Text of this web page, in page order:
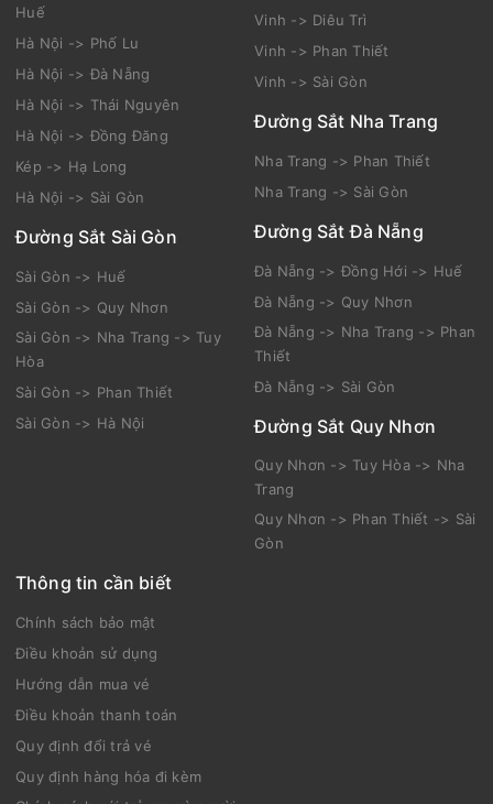
Huế
Hà Nội -> Phố Lu
Hà Nội -> Đà Nẵng
Hà Nội -> Thái Nguyên
Hà Nội -> Đồng Đăng
Kép -> Hạ Long
Hà Nội -> Sài Gòn
Đường Sắt Sài Gòn
Sài Gòn -> Huế
Sài Gòn -> Quy Nhơn
Sài Gòn -> Nha Trang -> Tuy
Hòa
Sài Gòn -> Phan Thiết
Sài Gòn -> Hà Nội
Vinh -> Diêu Trì
Vinh -> Phan Thiết
Vinh -> Sài Gòn
Đường Sắt Nha Trang
Nha Trang -> Phan Thiết
Nha Trang -> Sài Gòn
Đường Sắt Đà Nẵng
Đà Nẵng -> Đồng Hới -> Huế
Đà Nẵng -> Quy Nhơn
Đà Nẵng -> Nha Trang -> Phan
Thiết
Đà Nẵng -> Sài Gòn
Đường Sắt Quy Nhơn
Quy Nhơn -> Tuy Hòa -> Nha
Trang
Quy Nhơn -> Phan Thiết -> Sài
Gòn
Thông tin cần biết
Chính sách bảo mật
Điều khoản sử dụng
Hướng dẫn mua vé
Điều khoản thanh toán
Quy định đổi trả vé
Quy định hàng hóa đi kèm